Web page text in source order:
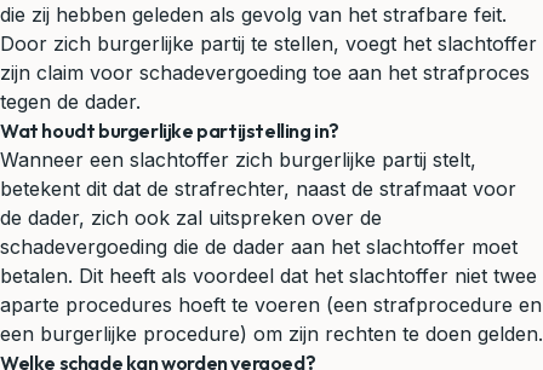
die zij hebben geleden als gevolg van het strafbare feit.
Door zich burgerlijke partij te stellen, voegt het slachtoffer
zijn claim voor schadevergoeding toe aan het strafproces
tegen de dader.
Wat houdt burgerlijke partijstelling in?
Wanneer een slachtoffer zich burgerlijke partij stelt,
betekent dit dat de strafrechter, naast de strafmaat voor
de dader, zich ook zal uitspreken over de
schadevergoeding die de dader aan het slachtoffer moet
betalen. Dit heeft als voordeel dat het slachtoffer niet twee
aparte procedures hoeft te voeren (een strafprocedure en
een burgerlijke procedure) om zijn rechten te doen gelden.
Welke schade kan worden vergoed?